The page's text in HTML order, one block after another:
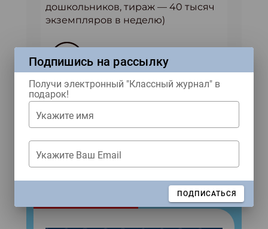
дошкольников, тираж — 40 тысяч
экземпляров в неделю)
Ждем тебя в наших соцсетях!
Купить журнал
ЖУРНАЛЫ
Подпишись на рассылку
Получи электронный "Классный журнал" в
подарок!
Укажите имя
Укажите Ваш Email
ПОДПИСАТЬСЯ